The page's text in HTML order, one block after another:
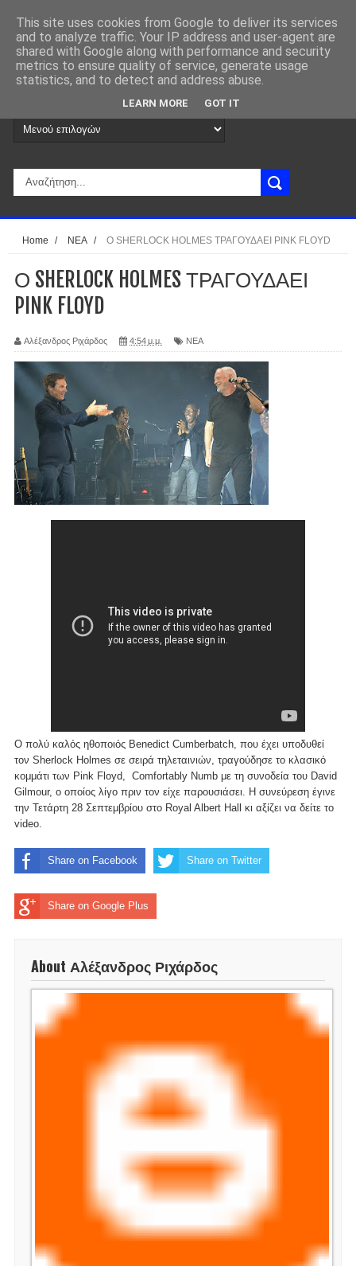
Home / ΝΕΑ / Ο SHERLOCK HOLMES ΤΡΑΓΟΥΔΑΕΙ PINK FLOYD
Ο SHERLOCK HOLMES ΤΡΑΓΟΥΔΑΕΙ
PINK FLOYD
Αλέξανδρος Ριχάρδος 4:54 μ.μ. ΝΕΑ
O πολύ καλός ηθοποιός Benedict Cumberbatch, που έχει υποδυθεί
τον Sherlock Holmes σε σειρά τηλεταινιών, τραγούδησε το κλασικό
κομμάτι των Pink Floyd, Comfortably Numb με τη συνοδεία του David
Gilmour, ο οποίος λίγο πριν τον είχε παρουσιάσει. Η συνεύρεση έγινε
την Τετάρτη 28 Σεπτεμβρίου στο Royal Albert Hall κι αξίζει να δείτε το
video.
Share on Facebook Share on Twitter
Share on Google Plus
About Αλέξανδρος Ριχάρδος
This site uses cookies from Google to deliver its services
and to analyze traffic. Your IP address and user-agent are
shared with Google along with performance and security
metrics to ensure quality of service, generate usage
statistics, and to detect and address abuse.
LEARN MORE GOT IT